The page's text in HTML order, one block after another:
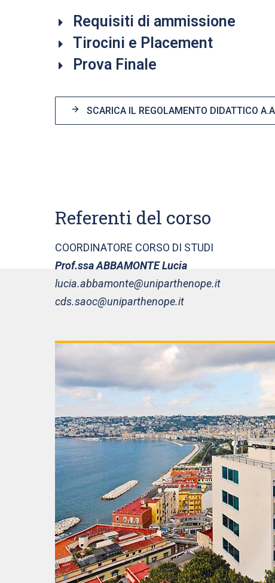
Requisiti di ammissione
Tirocini e Placement
Prova Finale
SCARICA IL REGOLAMENTO DIDATTICO
Referenti del corso
COORDINATORE CORSO DI STUDI
Prof.ssa ABBAMONTE Lucia
lucia.abbamonte@uniparthenope.it
cds.saoc@uniparthenope.it